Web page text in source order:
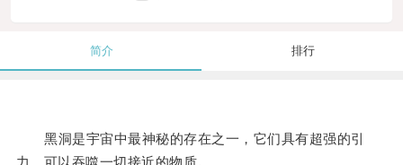
简介 排行
黑洞是宇宙中最神秘的存在之一，它们具有超强的引